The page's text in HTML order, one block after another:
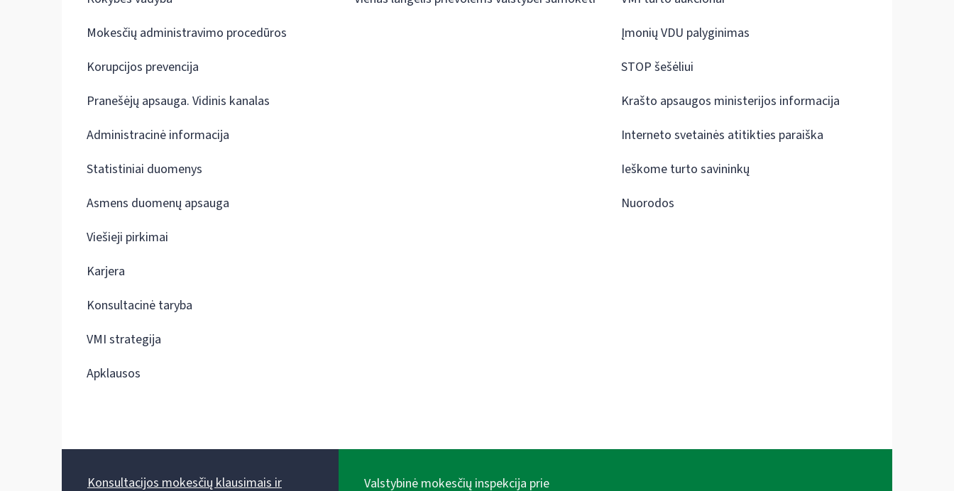
Mokesčių administravimo procedūros
Korupcijos prevencija
Pranešėjų apsauga. Vidinis kanalas
Administracinė informacija
Statistiniai duomenys
Asmens duomenų apsauga
Viešieji pirkimai
Karjera
Konsultacinė taryba
VMI strategija
Apklausos
Įmonių VDU palyginimas
STOP šešėliui
Krašto apsaugos ministerijos informacija
Interneto svetainės atitikties paraiška
Ieškome turto savininkų
Nuorodos
Konsultacijos mokesčių klausimais ir Valstybinė mokesčių inspekcija prie